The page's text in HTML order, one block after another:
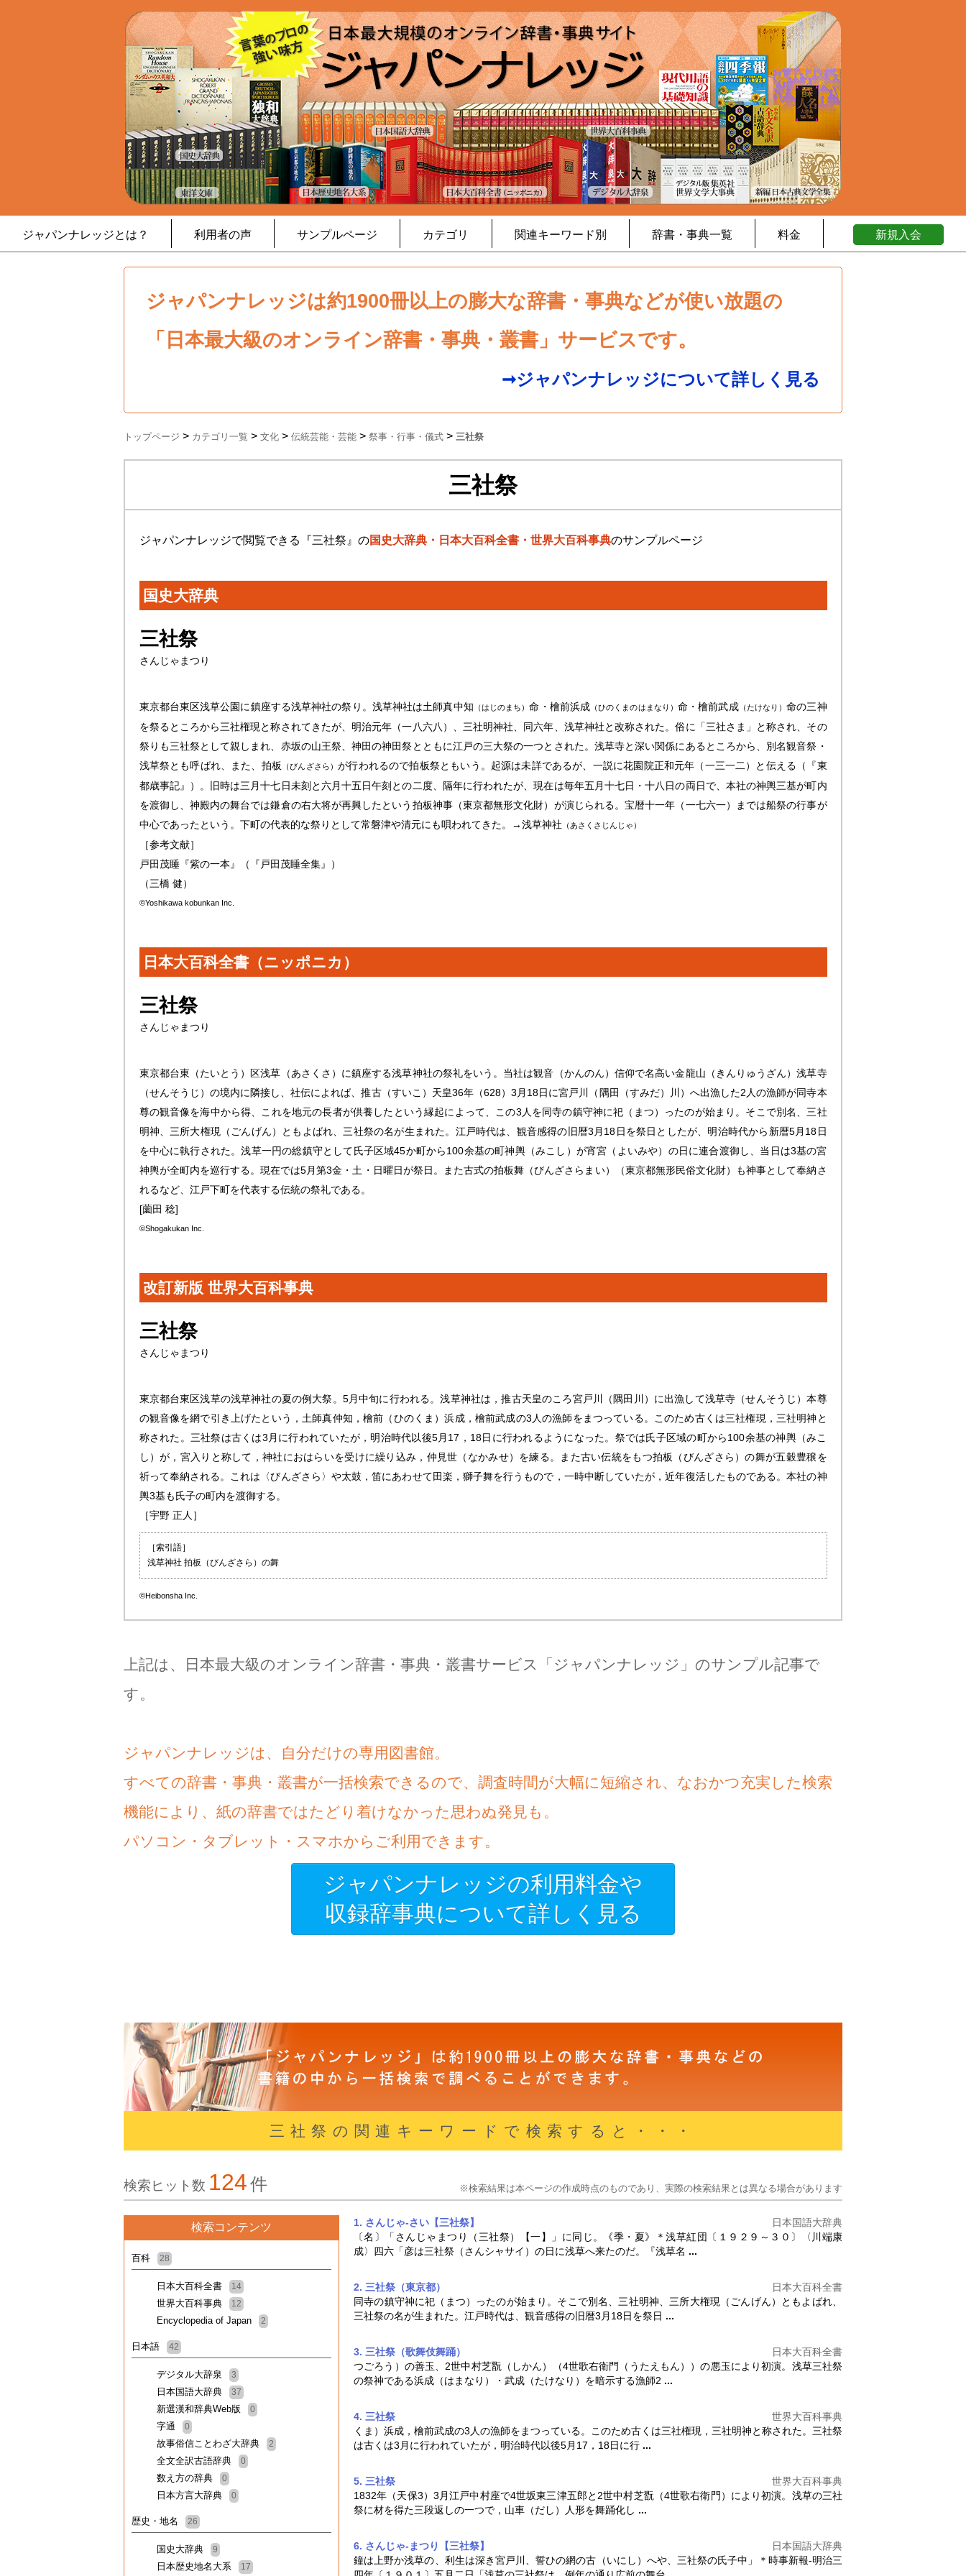
ジャパンナレッジとは？ 利用者の声 サンプルページ カテゴリ 関連キーワード別 辞書・事典一覧 料金 新規入会
ジャパンナレッジは約1900冊以上の膨大な辞書・事典などが使い放題の
「日本最大級のオンライン辞書・事典・叢書」サービスです。
➞ジャパンナレッジについて詳しく見る
トップページ > カテゴリ一覧 > 文化 > 伝統芸能・芸能 > 祭事・行事・儀式 > 三社祭
三社祭
ジャパンナレッジで閲覧できる『三社祭』の国史大辞典・日本大百科全書・世界大百科事典のサンプルページ
国史大辞典
三社祭
さんじゃまつり
東京都台東区浅草公園に鎮座する浅草神社の祭り。浅草神社は土師真中知 （はじのまち）命・檜前浜成 （ひのくまのはまなり）命・檜前武成（たけなり）命の三神
を祭るところから三社権現と称されてきたが、明治元年（一八六八）、三社明神社、同六年、浅草神社と改称された。俗に「三社さま」と称され、その
祭りも三社祭として親しまれ、赤坂の山王祭、神田の神田祭とともに江戸の三大祭の一つとされた。浅草寺と深い関係にあるところから、別名観音祭・
浅草祭とも呼ばれ、また、拍板
（びんざさら）が行われるので拍板祭ともいう。起源は未詳であるが、一説に花園院正和元年（一三一二）と伝える（『東
都歳事記』）。旧時は三月十七日未刻と六月十五日午刻との二度、隔年に行われたが、現在は毎年五月十七日・十八日の両日で、本社の神輿三基が町内
を渡御し、神殿内の舞台では鎌倉の右大将が再興したという拍板神事（東京都無形文化財）が演じられる。宝暦十一年（一七六一）までは船祭の行事が
中心であったという。下町の代表的な祭りとして常磐津や清元にも唄われてきた。→浅草神社 （あさくさじんじゃ）
［参考文献］
戸田茂睡『紫の一本』（『戸田茂睡全集』）
（三橋 健）
©Yoshikawa kobunkan Inc.
日本大百科全書（ニッポニカ）
三社祭
さんじゃまつり
東京都台東（たいとう）区浅草（あさくさ）に鎮座する浅草神社の祭礼をいう。当社は観音（かんのん）信仰で名高い金龍山（きんりゅうざん）浅草寺
（せんそうじ）の境内に隣接し、社伝によれば、推古（すいこ）天皇36年（628）3月18日に宮戸川（隅田（すみだ）川）へ出漁した2人の漁師が同寺本
尊の観音像を海中から得、これを地元の長者が供養したという縁起によって、この3人を同寺の鎮守神に祀（まつ）ったのが始まり。そこで別名、三社
明神、三所大権現（ごんげん）ともよばれ、三社祭の名が生まれた。江戸時代は、観音感得の旧暦3月18日を祭日としたが、明治時代から新暦5月18日
を中心に執行された。浅草一円の総鎮守として氏子区域45か町から100余基の町神輿（みこし）が宵宮（よいみや）の日に連合渡御し、当日は3基の宮
神輿が全町内を巡行する。現在では5月第3金・土・日曜日が祭日。また古式の拍板舞（びんざさらまい）（東京都無形民俗文化財）も神事として奉納さ
れるなど、江戸下町を代表する伝統の祭礼である。
[薗田 稔]
©Shogakukan Inc.
改訂新版 世界大百科事典
三社祭
さんじゃまつり
東京都台東区浅草の浅草神社の夏の例大祭。5月中旬に行われる。浅草神社は，推古天皇のころ宮戸川（隅田川）に出漁して浅草寺（せんそうじ）本尊
の観音像を網で引き上げたという，土師真仲知，檜前（ひのくま）浜成，檜前武成の3人の漁師をまつっている。このため古くは三社権現，三社明神と
称された。三社祭は古くは3月に行われていたが，明治時代以後5月17，18日に行われるようになった。祭では氏子区域の町から100余基の神輿（みこ
し）が，宮入りと称して，神社におはらいを受けに繰り込み，仲見世（なかみせ）を練る。また古い伝統をもつ拍板（びんざさら）の舞が五穀豊穣を
祈って奉納される。これは〈びんざさら〉や太鼓，笛にあわせて田楽，獅子舞を行うもので，一時中断していたが，近年復活したものである。本社の神
輿3基も氏子の町内を渡御する。
［宇野 正人］
［索引語］
浅草神社 拍板（びんざさら）の舞
©Heibonsha Inc.
上記は、日本最大級のオンライン辞書・事典・叢書サービス「ジャパンナレッジ」のサンプル記事で
す。
ジャパンナレッジは、自分だけの専用図書館。
すべての辞書・事典・叢書が一括検索できるので、調査時間が大幅に短縮され、なおかつ充実した検索
機能により、紙の辞書ではたどり着けなかった思わぬ発見も。
パソコン・タブレット・スマホからご利用できます。
ジャパンナレッジの利用料金や
収録辞事典について詳しく見る
三社祭の関連キーワードで検索すると・・・
検索ヒット数 124件 ※検索結果は本ページの作成時点のものであり、実際の検索結果とは異なる場合があります
検索コンテンツ
百科 28
日本大百科全書 14
世界大百科事典 12
Encyclopedia of Japan 2
日本語 42
デジタル大辞泉 3
日本国語大辞典 37
新選漢和辞典Web版 0
字通 0
故事俗信ことわざ大辞典 2
全文全訳古語辞典 0
数え方の辞典 0
日本方言大辞典 0
歴史・地名 26
国史大辞典 9
日本歴史地名大系 17
1. さんじゃ‐さい【三社祭】
日本国語大辞典
〔名〕「さんじゃまつり（ 三社祭）【一】」に同じ。《季・夏》＊浅草紅団〔１９２９～３０〕〈川端康
成〉四六「彦は三社祭 （さんシャサイ）の日に浅草へ来たのだ。『浅草名 ...
2. 三社祭（東京都）
日本大百科全書
同寺の鎮守神に祀（まつ）ったのが始まり。そこで別名、三社明神、三所大権現（ごんげん）ともよばれ、
三社祭の名が生まれた。江戸時代は、観音感得の旧暦3月18日を祭日 ...
3. 三社祭（歌舞伎舞踊）
日本大百科全書
つごろう）の善玉、2世中村芝翫（しかん）（4世歌右衛門（うたえもん））の悪玉により初演。浅草三社祭
の祭神である浜成（はまなり）・武成（たけなり）を暗示する漁師2 ...
4. 三社祭
世界大百科事典
くま）浜成，檜前武成の3人の漁師をまつっている。このため古くは三社権現，三社明神と称された。 三社祭
は古くは3月に行われていたが，明治時代以後5月17，18日に行 ...
5. 三社祭
世界大百科事典
1832年（天保3）3月江戸中村座で4世坂東三津五郎と2世中村芝翫（4世歌右衛門）により初演。浅草の三社
祭に材を得た三段返しの一つで，山車（だし）人形を舞踊化し ...
6. さんじゃ‐まつり【三社祭】
日本国語大辞典
鐘は上野か浅草の、利生は深き宮戸川、誓ひの網の古（いにし）へや、 三社祭の氏子中」＊時事新報‐明治三